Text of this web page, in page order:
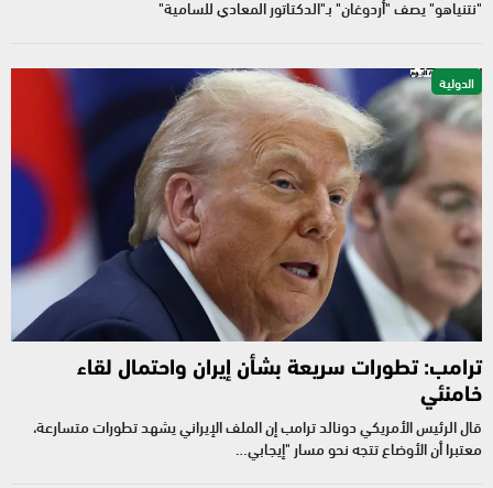
"نتنياهو" يصف "أردوغان" بـ"الدكتاتور المعادي للسامية"
الدولية
ترامب: تطورات سريعة بشأن إيران واحتمال لقاء
خامنئي
قال الرئيس الأمريكي دونالد ترامب إن الملف الإيراني يشهد تطورات متسارعة،
معتبرا أن الأوضاع تتجه نحو مسار "إيجابي…